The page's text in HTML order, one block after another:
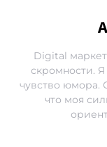
Digital
скромности.
чувство юмора.
что моя